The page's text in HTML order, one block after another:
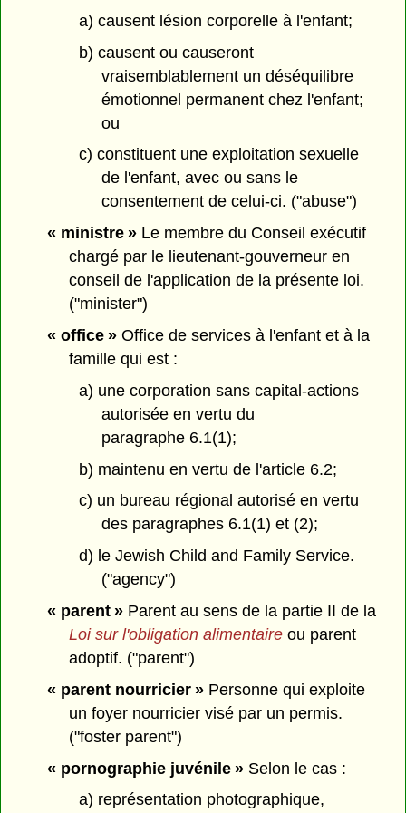
a) causent lésion corporelle à l'enfant;
b) causent ou causeront
vraisemblablement un déséquilibre
émotionnel permanent chez l'enfant;
ou
c) constituent une exploitation sexuelle
de l'enfant, avec ou sans le
consentement de celui-ci. ("abuse")
« ministre »Le membre du Conseil exécutif
chargé par le lieutenant-gouverneur en
conseil de l'application de la présente loi.
("minister")
« office »Office de services à l'enfant et à la
famille qui est :
a) une corporation sans capital-actions
autorisée en vertu du
paragraphe 6.1(1);
b) maintenu en vertu de l'article 6.2;
c) un bureau régional autorisé en vertu
des paragraphes 6.1(1) et (2);
d) le Jewish Child and Family Service.
("agency")
« parent »Parent au sens de la partie II de la
Loi sur l'obligation alimentaire ou parent
adoptif. ("parent")
« parent nourricier »Personne qui exploite
un foyer nourricier visé par un permis.
("foster parent")
« pornographie juvénile »Selon le cas :
a) représentation photographique,